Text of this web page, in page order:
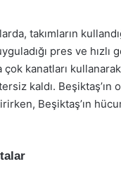
takımların
pres ve
kanatları
kaldı.
Beşiktaş’ın